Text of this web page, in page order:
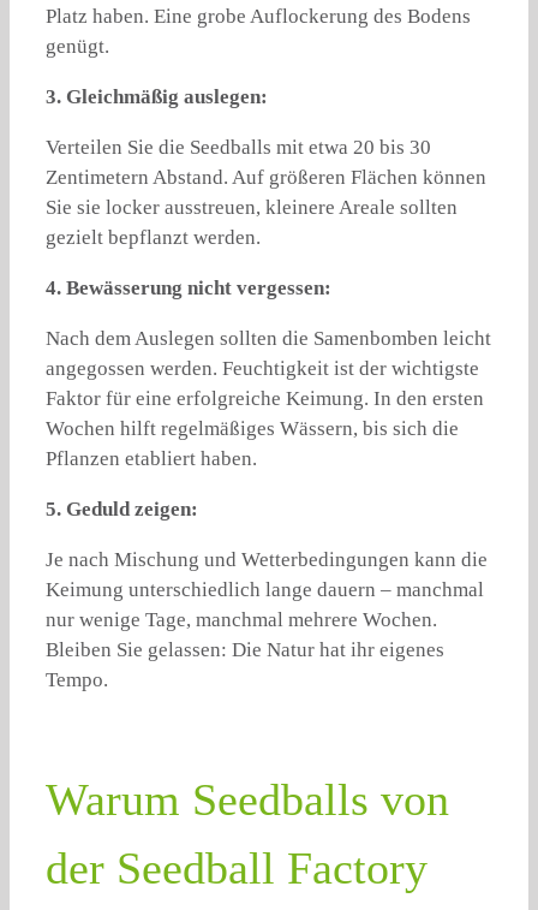
Platz haben. Eine grobe Auflockerung des Bodens
genügt.
3. Gleichmäßig auslegen:
Verteilen Sie die Seedballs mit etwa 20 bis 30
Zentimetern Abstand. Auf größeren Flächen können
Sie sie locker ausstreuen, kleinere Areale sollten
gezielt bepflanzt werden.
4. Bewässerung nicht vergessen:
Nach dem Auslegen sollten die Samenbomben leicht
angegossen werden. Feuchtigkeit ist der wichtigste
Faktor für eine erfolgreiche Keimung. In den ersten
Wochen hilft regelmäßiges Wässern, bis sich die
Pflanzen etabliert haben.
5. Geduld zeigen:
Je nach Mischung und Wetterbedingungen kann die
Keimung unterschiedlich lange dauern – manchmal
nur wenige Tage, manchmal mehrere Wochen.
Bleiben Sie gelassen: Die Natur hat ihr eigenes
Tempo.
Warum Seedballs von
der Seedball Factory